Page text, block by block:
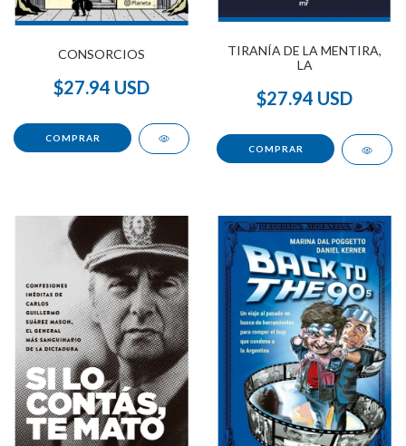
CONSORCIOS
$27.94 USD
TIRANÍA DE LA MENTIRA,
LA
$27.94 USD